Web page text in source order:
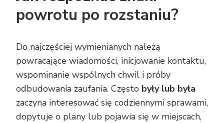
powrotu po rozstaniu?
Do najczęściej wymienianych należą
powracające wiadomości, inicjowanie kontaktu,
wspominanie wspólnych chwil i próby
odbudowania zaufania. Często były lub była
zaczyna interesować się codziennymi sprawami,
dopytuje o plany lub pojawia się w miejscach,